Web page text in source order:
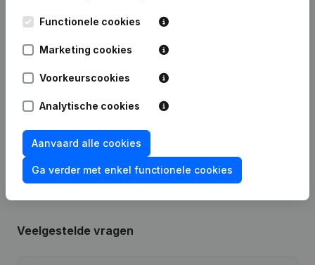
Publicaties van Codev
Datum Publicatie
02-12-2022
Rechtspersoon, Opening Bijkantoor,
enz...)
Veelgestelde vragen
Functionele cookies
Marketing cookies
Voorkeurscookies
Analytische cookies
Aanvaard alle cookies
Ga verder met enkel functionele cookies